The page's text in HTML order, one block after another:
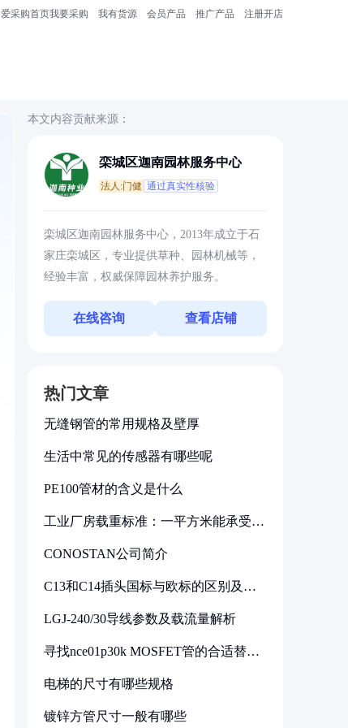
爱采购首页我要采购 我有货源 会员产品 推广产品 注册开店
本文内容贡献来源：
栾城区迦南园林服务中心
法人:门健 通过真实性核验
栾城区迦南园林服务中心，2013年成立于石
家庄栾城区，专业提供草种、园林机械等，
经验丰富，权威保障园林养护服务。
在线咨询 查看店铺
热门文章
无缝钢管的常用规格及壁厚
生活中常见的传感器有哪些呢
PE100管材的含义是什么
工业厂房载重标准：一平方米能承受多
CONOSTAN公司简介
C13和C14插头国标与欧标的区别及其
LGJ-240/30导线参数及载流量解析
寻找nce01p30k MOSFET管的合适替代
电梯的尺寸有哪些规格
镀锌方管尺寸一般有哪些